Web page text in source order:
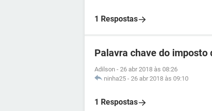
1 Respostas
Palavra chave do imposto
Adilson - 26 abr 2018 às 08:26
ninha25 - 26 abr 2018 às 09:10
1 Respostas